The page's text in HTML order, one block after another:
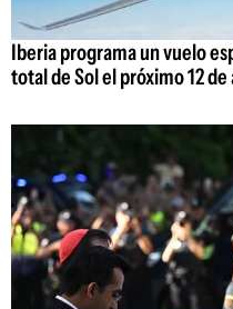
Iberia programa un vuelo
total de Sol el próximo 12